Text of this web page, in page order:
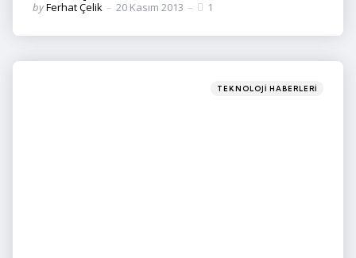
Posted
byFerhat Çelik 20 Kasım 2013 1
Categories
Posted
TEKNOLOJI HABERLERI